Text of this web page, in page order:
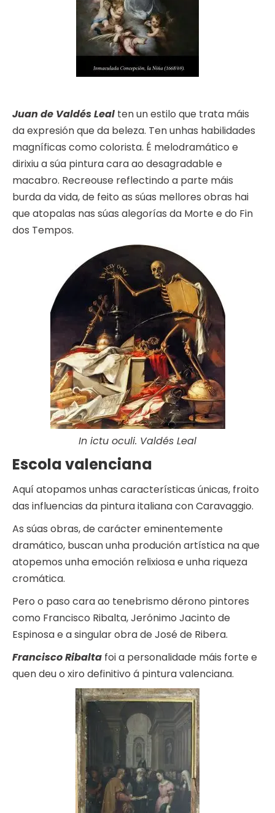
Juan de Valdés Leal ten un estilo que trata máis
da expresión que da beleza. Ten unhas habilidades
magníficas como colorista. É melodramático e
dirixiu a súa pintura cara ao desagradable e
macabro. Recreouse reflectindo a parte máis
burda da vida, de feito as súas mellores obras hai
que atopalas nas súas alegorías da Morte e do Fin
dos Tempos.
In ictu oculi. Valdés Leal
Escola valenciana
Aquí atopamos unhas características únicas, froito
das influencias da pintura italiana con Caravaggio.
As súas obras, de carácter eminentemente
dramático, buscan unha produción artística na que
atopemos unha emoción relixiosa e unha riqueza
cromática.
Pero o paso cara ao tenebrismo dérono pintores
como Francisco Ribalta, Jerónimo Jacinto de
Espinosa e a singular obra de José de Ribera.
Francisco Ribalta foi a personalidade máis forte e
quen deu o xiro definitivo á pintura valenciana.